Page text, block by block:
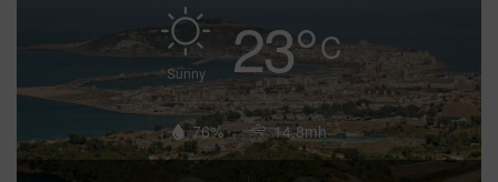
Sunny 23°C
76% 14.8mh